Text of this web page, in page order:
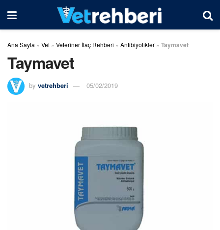
Ana Sayfa » Vet » Veteriner İlaç Rehberi » Antibiyotikler » Taymavet
Taymavet
by vetrehberi 05/02/2019